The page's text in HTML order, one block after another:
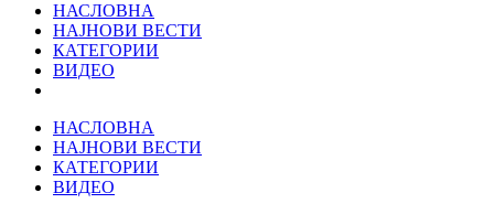
НАСЛОВНА
НАЈНОВИ ВЕСТИ
КАТЕГОРИИ
ВИДЕО
НАСЛОВНА
НАЈНОВИ ВЕСТИ
КАТЕГОРИИ
ВИДЕО